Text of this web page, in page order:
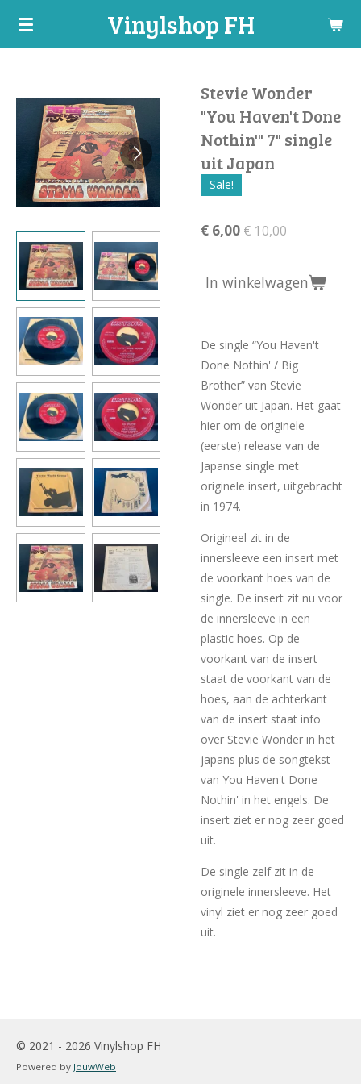
Ga
hoofdinhoud
Vinylshop FH
Stevie Wonder
"You Haven't Done
Nothin'" 7" single
uit Japan
Sale!
€ 6,00€ 10,00
In winkelwagen
De single “You Haven't
Done Nothin' / Big
Brother” van Stevie
Wonder uit Japan. Het gaat
hier om de originele
(eerste) release van de
Japanse single met
originele insert, uitgebracht
in 1974.
Origineel zit in de
innersleeve een insert met
de voorkant hoes van de
single. De insert zit nu voor
de innersleeve in een
plastic hoes. Op de
voorkant van de insert
staat de voorkant van de
hoes, aan de achterkant
van de insert staat info
over Stevie Wonder in het
japans plus de songtekst
van You Haven't Done
Nothin' in het engels. De
insert ziet er nog zeer goed
uit.
De single zelf zit in de
originele innersleeve. Het
vinyl ziet er nog zeer goed
uit.
© 2021 - 2026 Vinylshop FH
Powered by JouwWeb